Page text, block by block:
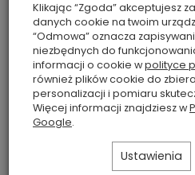
Klikając “Zgoda” akceptujesz
danych cookie na twoim
“Odmowa” oznacza
niezbędnych do
informacji o cookie wpolityce
również plików cookie do
personalizacji i pomiaru
Więcej informacji znajdziesz w
Google.
Ustawienia